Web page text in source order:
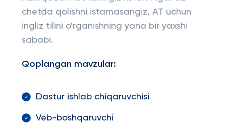
chetda qolishni istamasangiz, AT uchun
ingliz tilini o'rganishning yana bir yaxshi
sababi.
Qoplangan mavzular:
Dastur ishlab chiqaruvchisi
Veb-boshqaruvchi